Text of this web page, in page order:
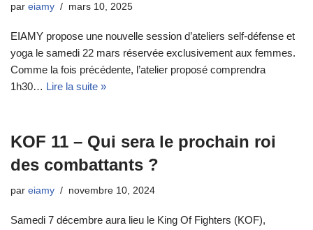
par eiamy mars 10, 2025
EIAMY propose une nouvelle session d’ateliers self-défense et
yoga le samedi 22 mars réservée exclusivement aux femmes.
Comme la fois précédente, l’atelier proposé comprendra
1h30… Lire la suite »
KOF 11 – Qui sera le prochain roi
des combattants ?
par eiamy novembre 10, 2024
Samedi 7 décembre aura lieu le King Of Fighters (KOF),